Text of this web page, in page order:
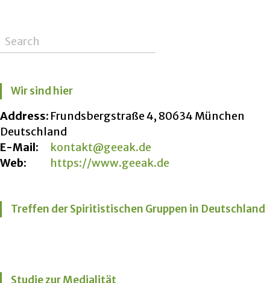
Wir sind hier
Address: Frundsbergstraße 4, 80634 München
Deutschland
E-Mail:
kontakt@geeak.de
Web:
https://www.geeak.de
Treffen der Spiritistischen Gruppen in Deutschland
Studie zur Medialität